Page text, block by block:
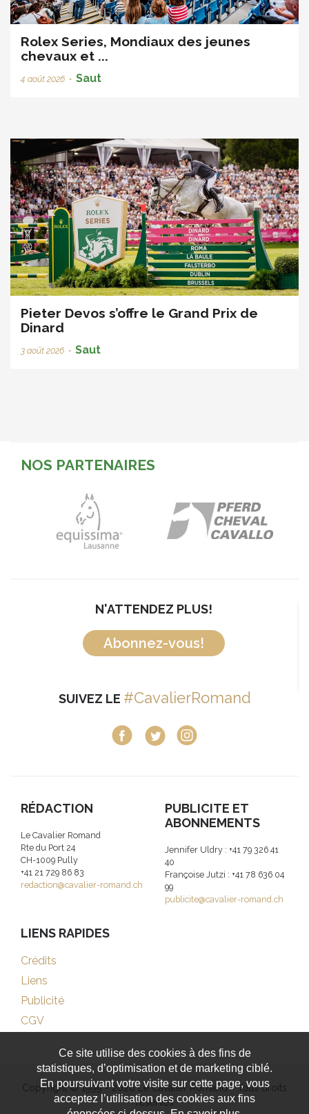
Rolex Series, Mondiaux des jeunes
chevaux et ...
4 août 2026 • Saut
Pieter Devos s’offre le Grand Prix de
Dinard
3 août 2026 • Saut
NOS PARTENAIRES
N'ATTENDEZ PLUS!
Abonnez-vous!
SUIVEZ LE #CavalierRomand
RÉDACTION
Le Cavalier Romand
Rte du Port 24
CH-1009 Pully
+41 21 729 86 83
redaction@cavalier-romand.ch
PUBLICITE ET
ABONNEMENTS
Jennifer Uldry : +41 79 326 41
40
Françoise Jutzi : +41 78 636 04
99
publicite@cavalier-romand.ch
LIENS RAPIDES
Crédits
Liens
Publicité
CGV
Copyright © 1999 - 2026 Le Cavalier Romand - Tous droits
réservés
Ce site utilise des cookies à des fins de
statistiques, d’optimisation et de marketing ciblé.
En poursuivant votre visite sur cette page, vous
acceptez l’utilisation des cookies aux fins